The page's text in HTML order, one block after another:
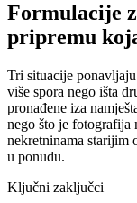
Formulacije
pripremu
Tri situacije
više spora nego išta
pronađene iza
nego što je fotografija
nekretninama starijim
u ponudu.
Ključni zaključci